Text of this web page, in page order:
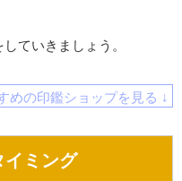
ていきましょう。
めの印鑑ショップを見る ↓
イミング